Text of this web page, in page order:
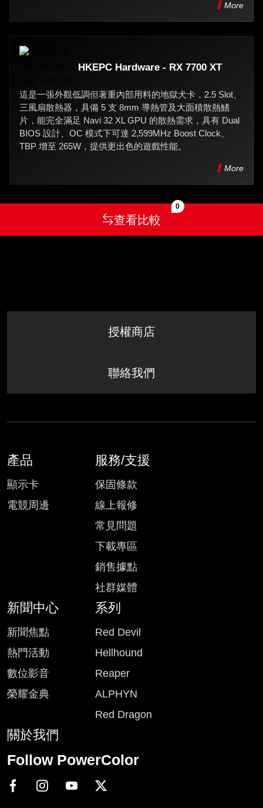
More
HKEPC Hardware - RX 7700 XT
這是一張外觀低調但著重內部用料的地獄犬卡，2.5 Slot、
三風扇散熱器，具備 5 支 8mm 導熱管及大面積散熱鰭
片，能完全滿足 Navi 32 XL GPU 的散熱需求，具有 Dual
BIOS 設計、OC 模式下可達 2,599MHz Boost Clock、
TBP 增至 265W，提供更出色的遊戲性能。
More
查看比較
0
授權商店
聯絡我們
產品
顯示卡
電競周邊
服務/支援
保固條款
線上報修
常見問題
下載專區
銷售據點
社群媒體
新聞中心
新聞焦點
熱門活動
數位影音
榮耀金典
系列
Red Devil
Hellhound
Reaper
ALPHYN
Red Dragon
關於我們
Follow PowerColor